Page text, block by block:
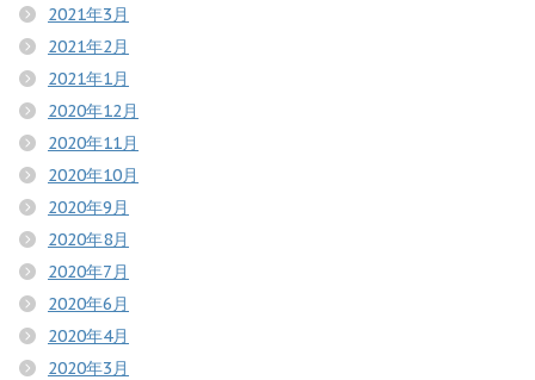
2021年3月
2021年2月
2021年1月
2020年12月
2020年11月
2020年10月
2020年9月
2020年8月
2020年7月
2020年6月
2020年4月
2020年3月